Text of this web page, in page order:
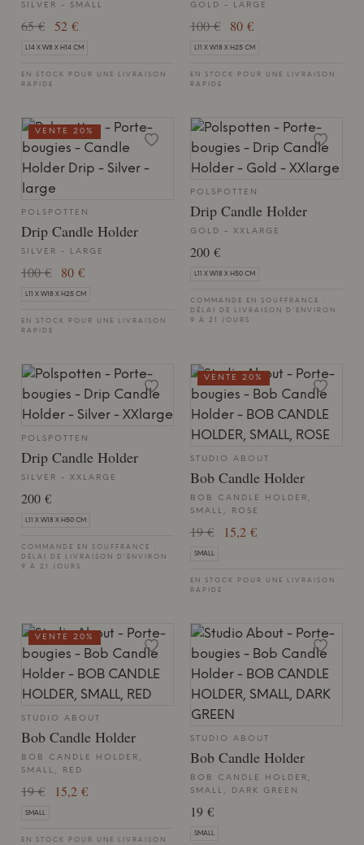
SILVER - SMALL
65 € 52 €
L14 X W8 X H14 CM
EN STOCK POUR UNE LIVRAISON
RAPIDE
GOLD - LARGE
100 € 80 €
L11 X W18 X H25 CM
EN STOCK POUR UNE LIVRAISON
RAPIDE
POLSPOTTEN
Drip Candle Holder
SILVER - LARGE
100 € 80 €
L11 X W18 X H25 CM
EN STOCK POUR UNE LIVRAISON
RAPIDE
VENTE 20%
POLSPOTTEN
Drip Candle Holder
GOLD - XXLARGE
200 €
L11 X W18 X H50 CM
COMMANDE EN SOUFFRANCE :
DÉLAI DE LIVRAISON D'ENVIRON
9 À 21 JOURS
POLSPOTTEN
Drip Candle Holder
SILVER - XXLARGE
200 €
L11 X W18 X H50 CM
COMMANDE EN SOUFFRANCE :
DÉLAI DE LIVRAISON D'ENVIRON
9 À 21 JOURS
STUDIO ABOUT
Bob Candle Holder
BOB CANDLE HOLDER,
SMALL, ROSE
19 € 15,2 €
SMALL
EN STOCK POUR UNE LIVRAISON
RAPIDE
VENTE 20%
STUDIO ABOUT
Bob Candle Holder
BOB CANDLE HOLDER,
SMALL, RED
19 € 15,2 €
SMALL
EN STOCK POUR UNE LIVRAISON
VENTE 20%
STUDIO ABOUT
Bob Candle Holder
BOB CANDLE HOLDER,
SMALL, DARK GREEN
19 €
SMALL